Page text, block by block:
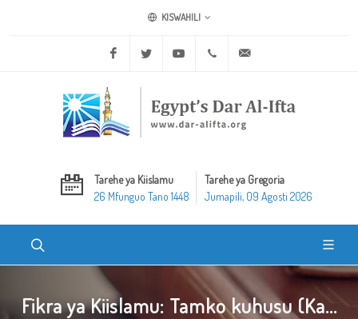
KISWAHILI
Facebook Twitter Youtube +20 2 25970400
Tarehe ya Kiislamu
26 Mfunguo Tano 1448
Tarehe ya Gregoria
Jumapili, 09 Agosti 2026
Fikra ya Kiislamu: Tamko kuhusu (Ka...